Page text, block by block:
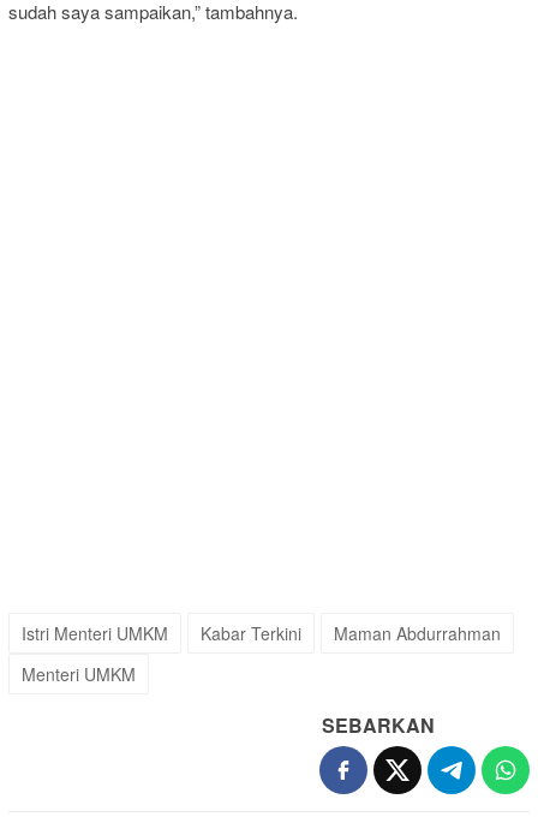
sudah saya sampaikan,” tambahnya.
Istri Menteri UMKM Kabar Terkini
Maman Abdurrahman
Menteri UMKM
SEBARKAN